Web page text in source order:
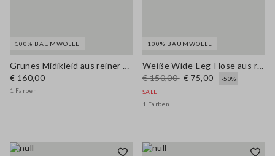
100% BAUMWOLLE
Grünes Midikleid aus reiner Baumwolle im Regular Fit mit Lochstickerei (Sangallo)
€ 160,00
1 Farben
100% BAUMWOLLE
Weiße Wide-Leg-Hose aus reiner Baumwolle mit Lochstickerei
€ 150,00 € 75,00
-50%
SALE
1 Farben